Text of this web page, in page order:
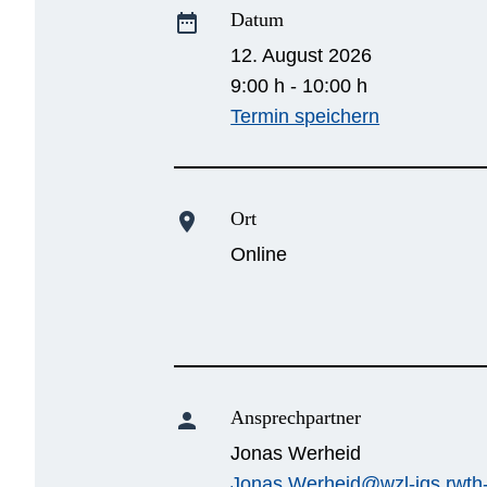
date_range
Datum
12. August 2026
9:00 h - 10:00 h
Termin speichern
location_on
Ort
Online
person
Ansprechpartner
Jonas Werheid